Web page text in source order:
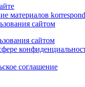
материалов
сайтом
сайтом
соглашение